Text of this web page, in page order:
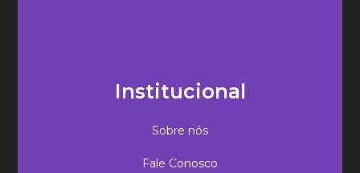
Institucional
Sobre nós
Fale Conosco